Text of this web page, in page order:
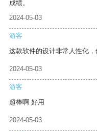
成绩。
2024-05-03
游客
这款软件的设计非常人性化，
2024-05-03
游客
超棒啊 好用
2024-05-03